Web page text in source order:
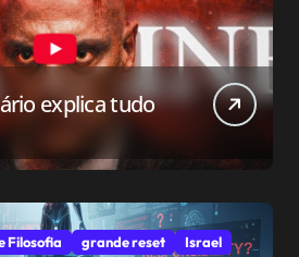
explica tudo
Filosofia grande reset Israel